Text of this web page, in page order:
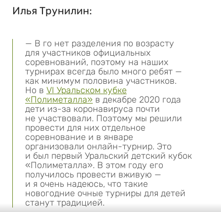
Илья Трунилин:
— В го нет разделения по возрасту
для участников официальных
соревнований, поэтому на наших
турнирах всегда было много ребят —
как минимум половина участников.
Но в VI Уральском кубке
«Полиметалла» в декабре 2020 года
дети из-за коронавируса почти
не участвовали. Поэтому мы решили
провести для них отдельное
соревнование и в январе
организовали онлайн-турнир. Это
и был первый Уральский детский кубок
«Полиметалла». В этом году его
получилось провести вживую —
и я очень надеюсь, что такие
новогодние очные турниры для детей
станут традицией.